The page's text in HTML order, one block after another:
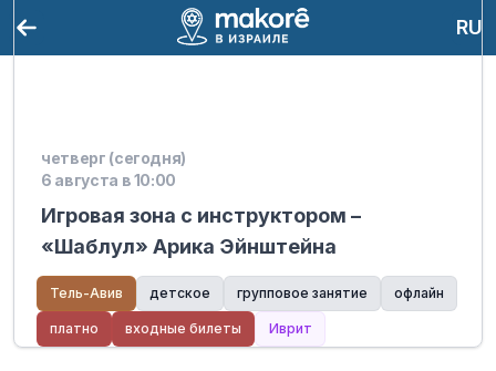
RU
четверг (сегодня)
6 августа в 10:00
Игровая зона с инструктором –
«Шаблул» Арика Эйнштейна
Тель-Авив детское групповое занятие офлайн
платно входные билеты Иврит